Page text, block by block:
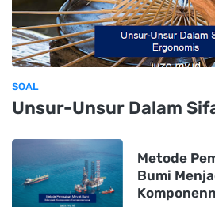
SOAL
Unsur-Unsur Dalam
Metode
Bumi